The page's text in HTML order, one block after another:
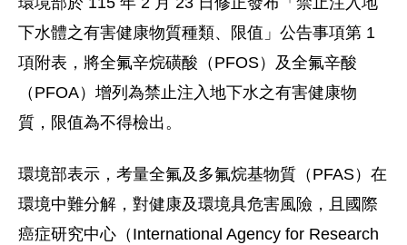
下水體之有害健康物質種類、限值」公告事項第 1
項附表，將全氟辛烷磺酸（PFOS）及全氟辛酸
（PFOA）增列為禁止注入地下水之有害健康物
質，限值為不得檢出。
環境部表示，考量全氟及多氟烷基物質（PFAS）在
環境中難分解，對健康及環境具危害風險，且國際
癌症研究中心（International Agency for Research